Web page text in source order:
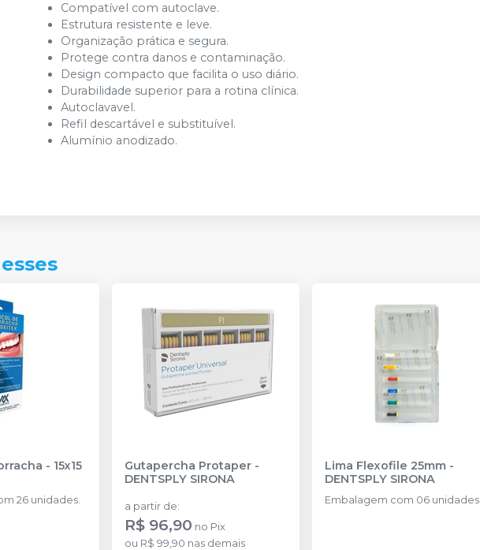
Compatível com autoclave.
Estrutura resistente e leve.
Organização prática e segura.
Protege contra danos e contaminação.
Design compacto que facilita o uso diário.
Durabilidade superior para a rotina clínica.
Autoclavavel.
Refil descartável e substituível.
Alumínio anodizado.
- 15x15
26 unidades.
Gutapercha Protaper -
DENTSPLY SIRONA
a partir de:
R$ 96,90 no Pix
ou R$ 99,90 nas demais
Lima Flexofile 25mm-
DENTSPLY SIRONA
Embalagem com 06 unidades.